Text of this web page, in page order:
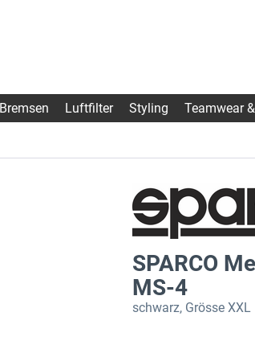
Bremsen Luftfilter Styling Teamwear
SPARCO
MS-4
schwarz, Grösse XXL